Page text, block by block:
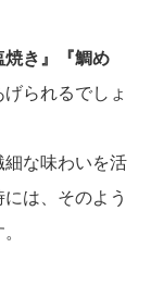
焼き』『鯛め
げられるでしょ
な味わいを活
は、そのよう